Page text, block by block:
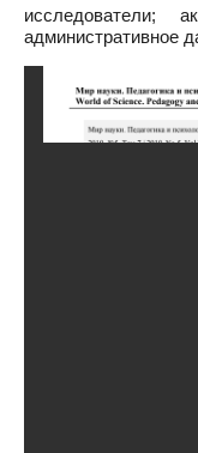
исследователи;
административное